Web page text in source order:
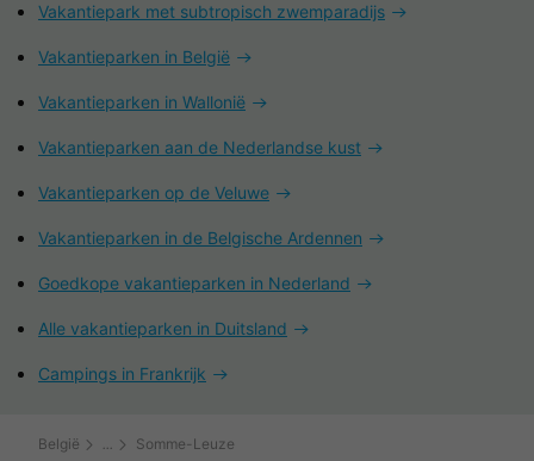
Vakantiepark met subtropisch zwemparadijs
Vakantieparken in België
Vakantieparken in Wallonië
Vakantieparken aan de Nederlandse kust
Vakantieparken op de Veluwe
Vakantieparken in de Belgische Ardennen
Goedkope vakantieparken in Nederland
Alle vakantieparken in Duitsland
Campings in Frankrijk
België Somme-Leuze